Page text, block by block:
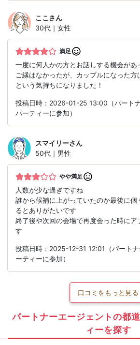
ここ さん
30代｜女性
満足
一度に何人かの方とお話しする機会があ
ご縁はなかったが、カップルになった方
という気持ちになりました！
投稿日時：2026-01-25 13:00（パート
パーティーに参加）
スマイリーさん
50代｜男性
やや満足
人数が少な過ぎですね
誰から候補に上がっていたのか最後に個
るとありがたいです
終了後や次回の会場で再度会った時にア
す
投稿日時：2025-12-31 12:01（パート
ーティーに参加）
口コミをもっと見る
パートナーエージェントの都
ィーを探す